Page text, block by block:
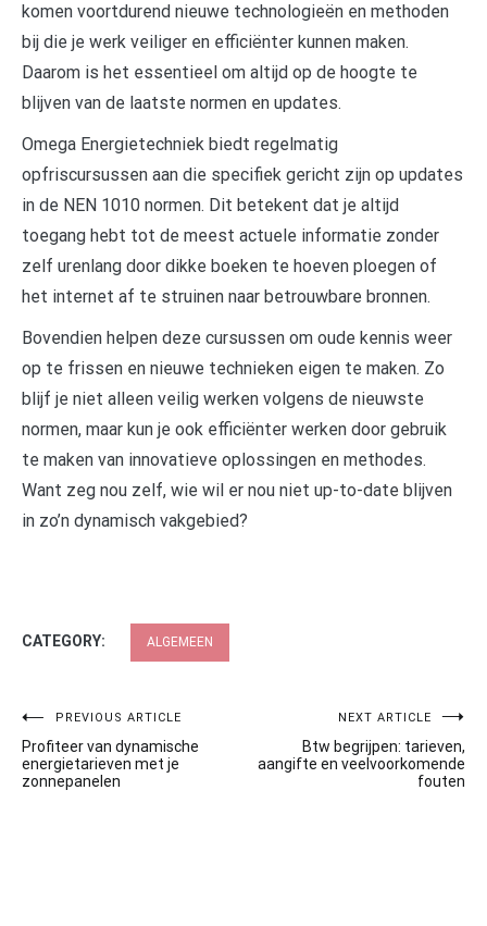
komen voortdurend nieuwe technologieën en methoden
bij die je werk veiliger en efficiënter kunnen maken.
Daarom is het essentieel om altijd op de hoogte te
blijven van de laatste normen en updates.
Omega Energietechniek biedt regelmatig
opfriscursussen aan die specifiek gericht zijn op updates
in de NEN 1010 normen. Dit betekent dat je altijd
toegang hebt tot de meest actuele informatie zonder
zelf urenlang door dikke boeken te hoeven ploegen of
het internet af te struinen naar betrouwbare bronnen.
Bovendien helpen deze cursussen om oude kennis weer
op te frissen en nieuwe technieken eigen te maken. Zo
blijf je niet alleen veilig werken volgens de nieuwste
normen, maar kun je ook efficiënter werken door gebruik
te maken van innovatieve oplossingen en methodes.
Want zeg nou zelf, wie wil er nou niet up-to-date blijven
in zo’n dynamisch vakgebied?
CATEGORY: ALGEMEEN
Post
navigation
PREVIOUS ARTICLE
Profiteer van dynamische
energietarieven met je
zonnepanelen
NEXT ARTICLE
Btw begrijpen: tarieven,
aangifte en veelvoorkomende
fouten